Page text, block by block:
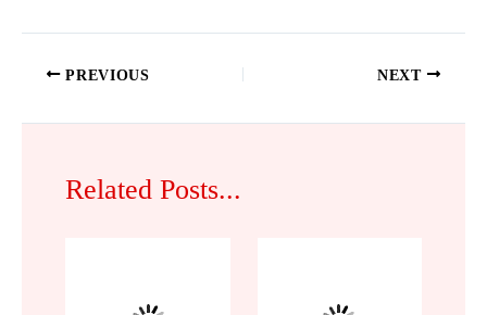
PREVIOUS NEXT
Related Posts...